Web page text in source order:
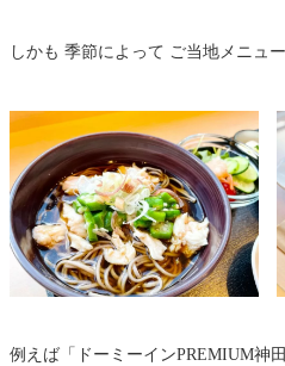
しかも 季節によって ご当地メニュ
例えば「ドーミーインPREMIUM神田